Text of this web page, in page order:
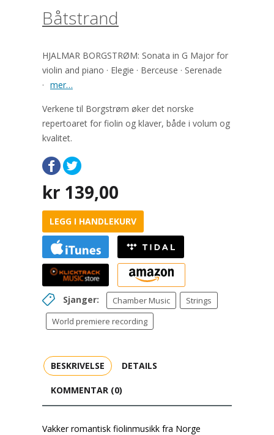
Båtstrand
HJALMAR BORGSTRØM: Sonata in G Major for
violin and piano · Elegie · Berceuse · Serenade
· mer…
Verkene til Borgstrøm øker det norske
repertoaret for fiolin og klaver, både i volum og
kvalitet.
kr 139,00
LEGG I HANDLEKURV
Sjanger: Chamber Music
Strings
World premiere recording
BESKRIVELSE DETAILS
KOMMENTAR (0)
Vakker romantisk fiolinmusikk fra Norge